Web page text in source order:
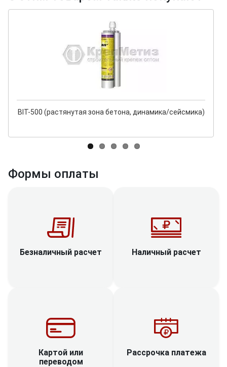
BIT-500 (растянутая зона бетона, динамика/сейсмика)
Формы оплаты
Безналичный расчет Наличный расчет
Картой или
переводом
Рассрочка платежа